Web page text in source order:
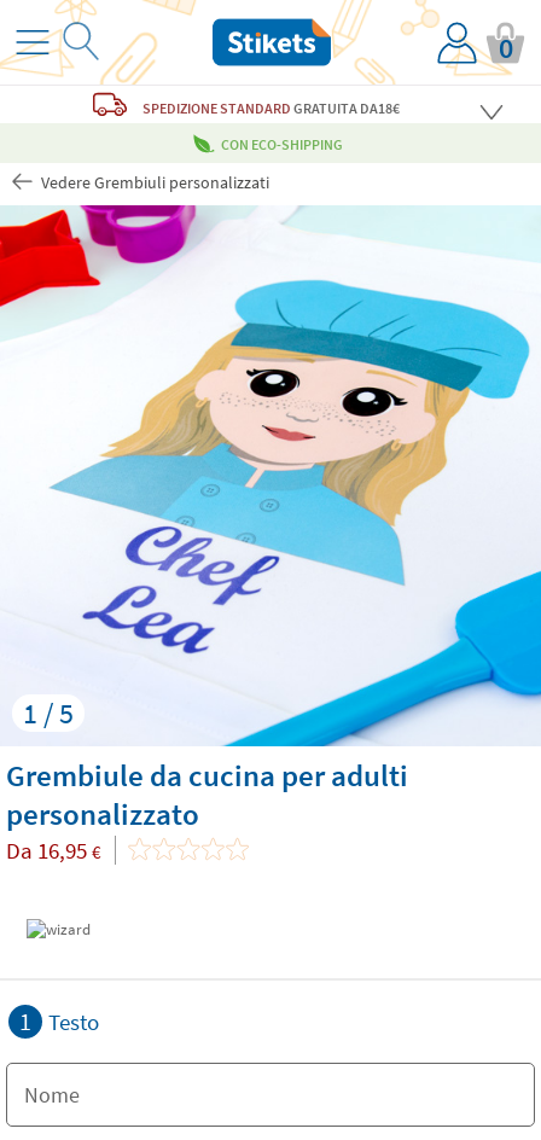
0
SPEDIZIONE STANDARD GRATUITADA18€
CON ECO-SHIPPING
Vedere Grembiuli personalizzati
1 / 5
Grembiule da cucina per adulti
personalizzato
Da 16,95 €
1 Testo